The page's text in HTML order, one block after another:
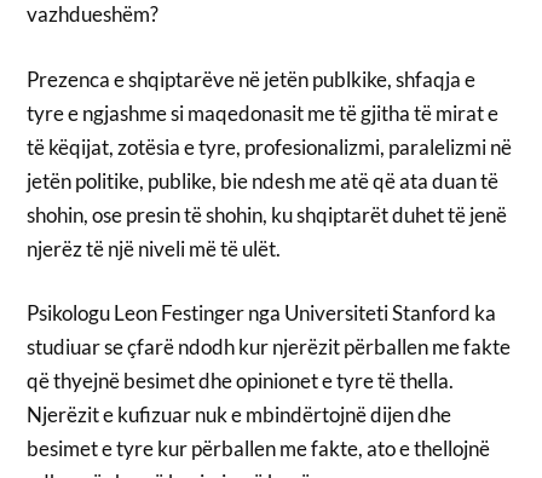
vazhdueshëm?
Prezenca e shqiptarëve në jetën publkike, shfaqja e
tyre e ngjashme si maqedonasit me të gjitha të mirat e
të këqijat, zotësia e tyre, profesionalizmi, paralelizmi në
jetën politike, publike, bie ndesh me atë që ata duan të
shohin, ose presin të shohin, ku shqiptarët duhet të jenë
njerëz të një niveli më të ulët.
Psikologu Leon Festinger nga Universiteti Stanford ka
studiuar se çfarë ndodh kur njerëzit përballen me fakte
që thyejnë besimet dhe opinionet e tyre të thella.
Njerëzit e kufizuar nuk e mbindërtojnë dijen dhe
besimet e tyre kur përballen me fakte, ato e thellojnë